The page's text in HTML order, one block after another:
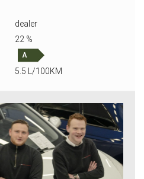
dealer
22 %
5.5 L/100KM